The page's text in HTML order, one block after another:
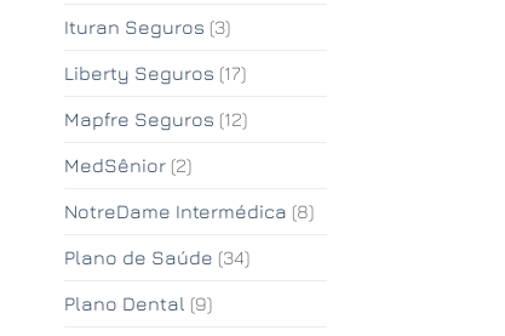
Ituran Seguros (3)
Liberty Seguros (17)
Mapfre Seguros (12)
MedSênior(2)
NotreDame Intermédica (8)
Plano de Saúde (34)
Plano Dental (9)